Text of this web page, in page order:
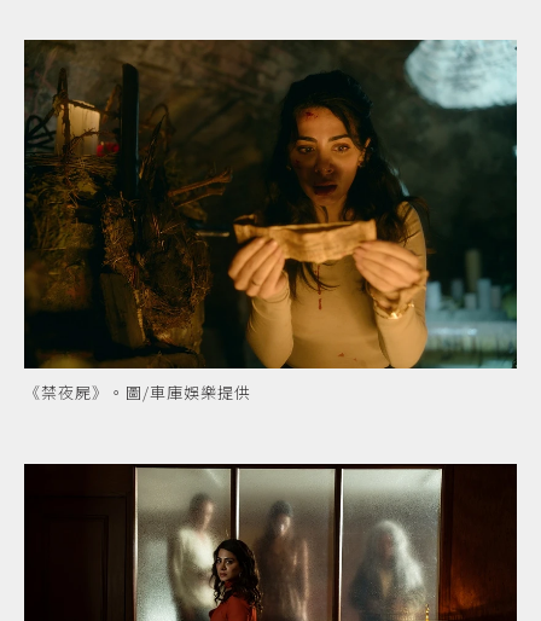
《禁夜屍》。圖/車庫娛樂提供